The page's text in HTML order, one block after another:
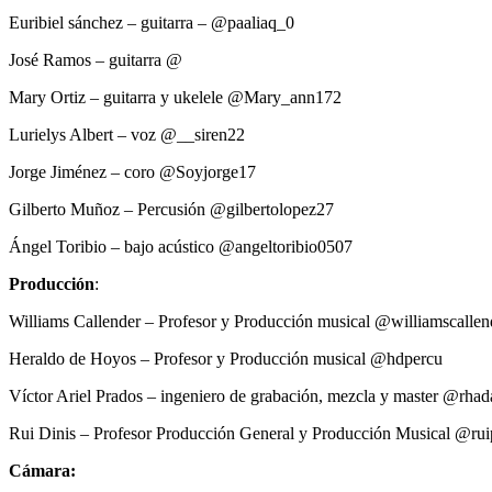
Euribiel sánchez – guitarra – @paaliaq_0
José Ramos – guitarra @
Mary Ortiz – guitarra y ukelele @Mary_ann172
Lurielys Albert – voz @__siren22
Jorge Jiménez – coro @Soyjorge17
Gilberto Muñoz – Percusión @gilbertolopez27
Ángel Toribio – bajo acústico @angeltoribio0507
Producción:
Williams Callender – Profesor y Producción musical
Heraldo de Hoyos – Profesor y Producción musical @hdpercu
Víctor Ariel Prados – ingeniero de grabación, mezcla y master
Rui Dinis – Profesor Producción General y Producción Musical
Cámara: